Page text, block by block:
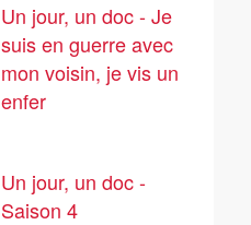
Un jour, un doc - Je
suis en guerre avec
mon voisin, je vis un
enfer
Un jour, un doc -
Saison 4